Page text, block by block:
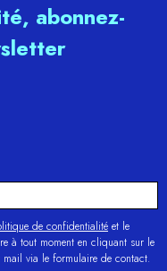
abonnez-
de confidentialité et le
à tout moment en cliquant sur le
via le formulaire de contact.